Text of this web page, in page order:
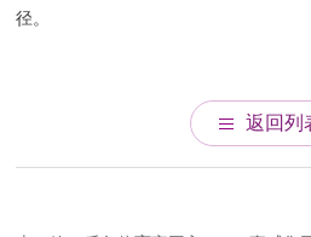
径。
返回列